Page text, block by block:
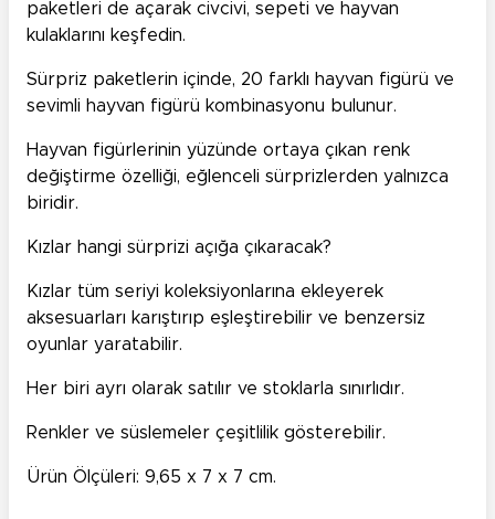
paketleri de açarak civcivi, sepeti ve hayvan
kulaklarını keşfedin.
Sürpriz paketlerin içinde, 20 farklı hayvan figürü ve
sevimli hayvan figürü kombinasyonu bulunur.
Hayvan figürlerinin yüzünde ortaya çıkan renk
değiştirme özelliği, eğlenceli sürprizlerden yalnızca
biridir.
Kızlar hangi sürprizi açığa çıkaracak?
Kızlar tüm seriyi koleksiyonlarına ekleyerek
aksesuarları karıştırıp eşleştirebilir ve benzersiz
oyunlar yaratabilir.
Her biri ayrı olarak satılır ve stoklarla sınırlıdır.
Renkler ve süslemeler çeşitlilik gösterebilir.
Ürün Ölçüleri: 9,65 x 7 x 7 cm.